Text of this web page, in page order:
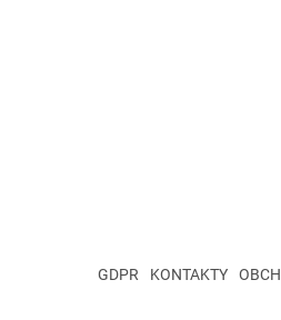
GDPR KONTAKTY